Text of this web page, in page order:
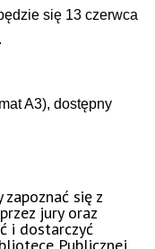
się 13 czerwca
A3), dostępny
się z
jury oraz
i dostarczyć